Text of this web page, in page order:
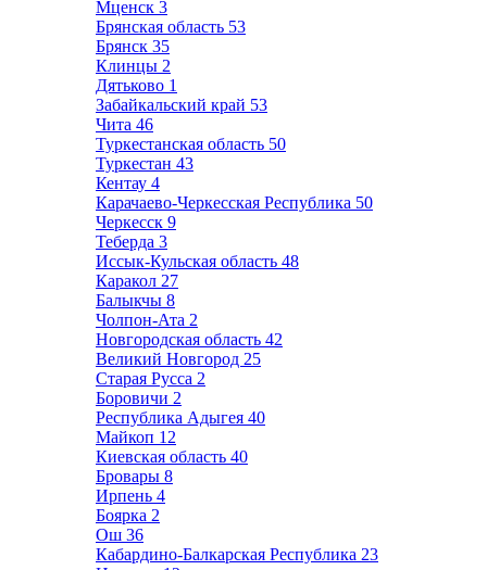
Мценск 3
Брянская область 53
Брянск 35
Клинцы 2
Дятьково 1
Забайкальский край 53
Чита 46
Туркестанская область 50
Туркестан 43
Кентау 4
Карачаево-Черкесская Республика 50
Черкесск 9
Теберда 3
Иссык-Кульская область 48
Каракол 27
Балыкчы 8
Чолпон-Ата 2
Новгородская область 42
Великий Новгород 25
Старая Русса 2
Боровичи 2
Республика Адыгея 40
Майкоп 12
Киевская область 40
Бровары 8
Ирпень 4
Боярка 2
Ош 36
Кабардино-Балкарская Республика 23